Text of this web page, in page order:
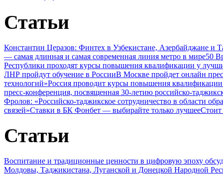
Статьи
Константин Церазов: Финтех в Узбекистане, Азербайджане
— самая длинная и самая современная линия метро в мире50
Республики проходят курсы повышения квалификации у
ЛНР пройдут обучение в РоссииВ Москве пройдет онлайн
технологий»Россия проводит курсы повышения квалификации
пресс-конференция, посвященная 30-летию российско-
Фролов: «Российско-таджикское сотрудничество в области
связей»Ставки в БК Фонбет — выбирайте только лучшееСтоит
Статьи
Воспитание и традиционные ценности в цифровую эпоху
Молдовы, Таджикистана, Луганской и Донецкой Народной